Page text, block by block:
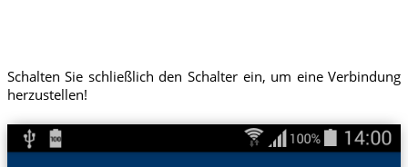
Schalten Sie schließlich den Schalter ein, um eine Verbindung
herzustellen!